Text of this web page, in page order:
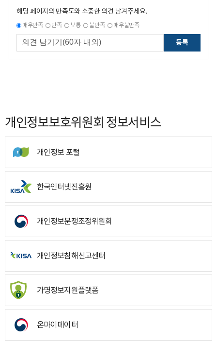
해당 페이지의 만족도와 소중한 의견 남겨주세요.
매우만족 만족 보통 불만족 매우불만족
등록
개인정보보호위원회 정보서비스
개인정보 포털
한국인터넷진흥원
개인정보분쟁조정위원회
개인정보침해신고센터
가명정보지원플랫폼
온마이데이터